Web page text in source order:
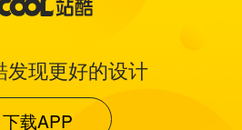
发现更好的设计
下载APP